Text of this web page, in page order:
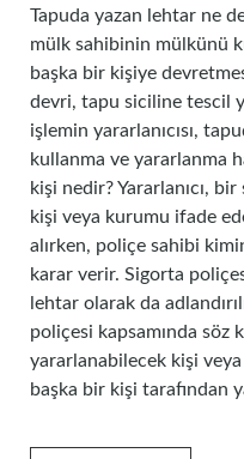
Tapuda yazan lehtar ne
mülk sahibinin mülkünü
başka bir kişiye
devri, tapu siciline tescil
işlemin yararlanıcısı,
kullanma ve yararlanma
kişi nedir? Yararlanıcı,
kişi veya kurumu ifade
alırken, poliçe sahibi
karar verir. Sigorta
lehtar olarak da
poliçesi kapsamında söz
yararlanabilecek kişi
başka bir kişi tarafından